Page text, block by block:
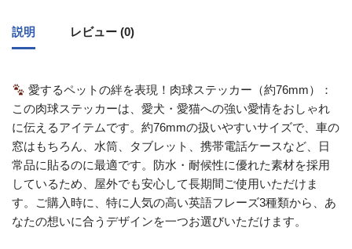
説明 レビュー (0)
愛するペットの絆を表現！肉球ステッカー（約76mm）：
この肉球ステッカーは、愛犬・愛猫への強い愛情をおしゃれ
に伝えるアイテムです。約76mmの扱いやすいサイズで、車の
窓はもちろん、水筒、タブレット、携帯電話ケースなど、日
常品に貼るのに最適です。防水・耐候性に優れた素材を採用
しているため、屋外でも安心して長期間ご使用いただけま
す。ご購入時に、特に人気の高い英語フレーズ3種類から、あ
なたの想いに合うデザインを一つお選びいただけます。